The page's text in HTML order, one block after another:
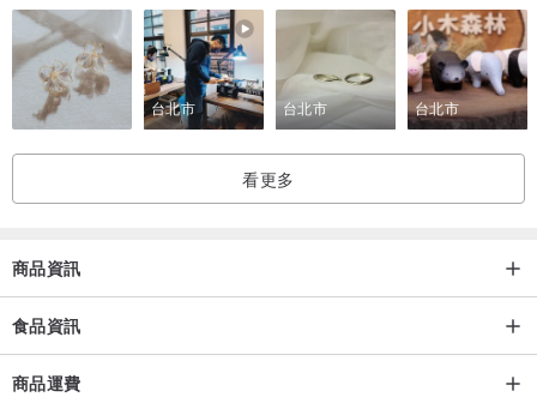
商品名稱：【萬聖節禮盒】萬聖派對 手工彩繪12入法式馬卡龍緞帶禮
盒
內容物：12入法式手工馬卡龍（3D立體手工彩繪）
包裝方式：乾燥玫瑰色禮盒、粉色緞帶、附提袋、萬聖節卡片、萬聖
節裝飾
禮盒尺寸：約 21cm × 16cm × 6cm（手工測量，略有誤差）
屬正常現象）
有效日期：請見包裝標示（西元年/月/日）
奶蛋素、手工製作
產地：台灣
台北市 台北市 台北市
看更多
商品資訊
食品資訊
商品運費